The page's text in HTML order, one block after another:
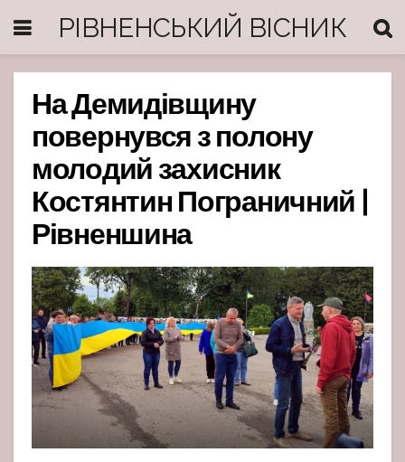
РІВНЕНСЬКИЙ ВІСНИК
На Демидівщину
повернувся з полону
молодий захисник
Костянтин Пограничний |
Рівненшина